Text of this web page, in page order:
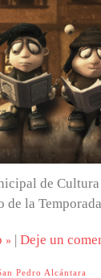
de
de la
| Deje un
Pedro Alcántara